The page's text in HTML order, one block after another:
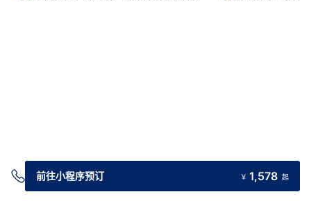
交通指引
前往小程序预订 ￥ 1,578 起